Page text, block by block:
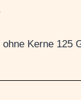
Kerne 125